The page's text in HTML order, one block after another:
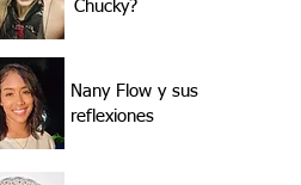
Chucky?
Nany Flow y sus
reflexiones